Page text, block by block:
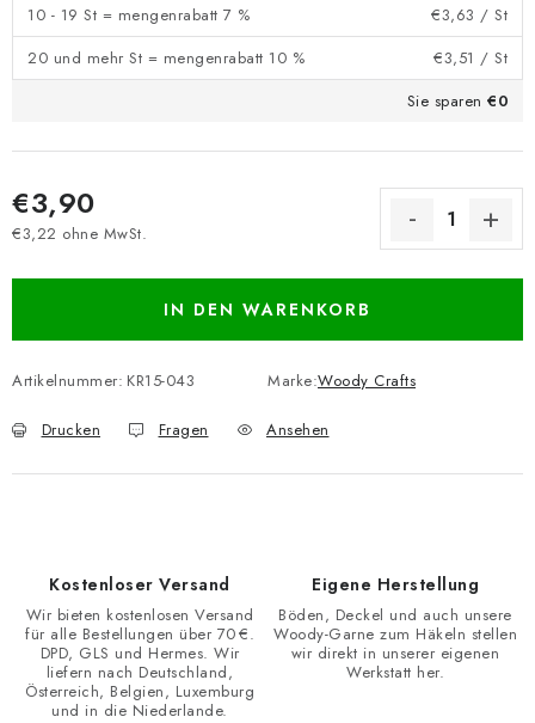
10 - 19 St = mengenrabatt 7 %
€3,63 / St
20 und mehr St = mengenrabatt 10 %
€3,51 / St
Sie sparen €0
€3,90
€3,22 ohne MwSt.
IN DEN WARENKORB
Artikelnummer: KR15-043 Marke:Woody Crafts
Drucken Fragen Ansehen
Kostenloser Versand
Wir bieten kostenlosen Versand
für alle Bestellungen über 70 €.
DPD, GLS und Hermes. Wir
liefern nach Deutschland,
Österreich, Belgien, Luxemburg
und in die Niederlande.
Eigene Herstellung
Böden, Deckel und auch unsere
Woody-Garne zum Häkeln stellen
wir direkt in unserer eigenen
Werkstatt her.